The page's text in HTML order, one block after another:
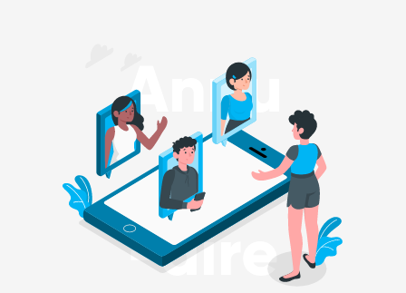
Annu
-aire